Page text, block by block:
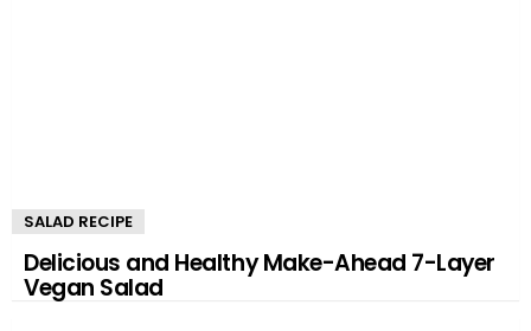
SALAD RECIPE
Delicious and Healthy Make-Ahead 7-Layer
Vegan Salad